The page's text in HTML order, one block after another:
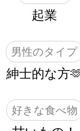
起業
男性のタイプ
紳士的な方‪
好きな食べ物